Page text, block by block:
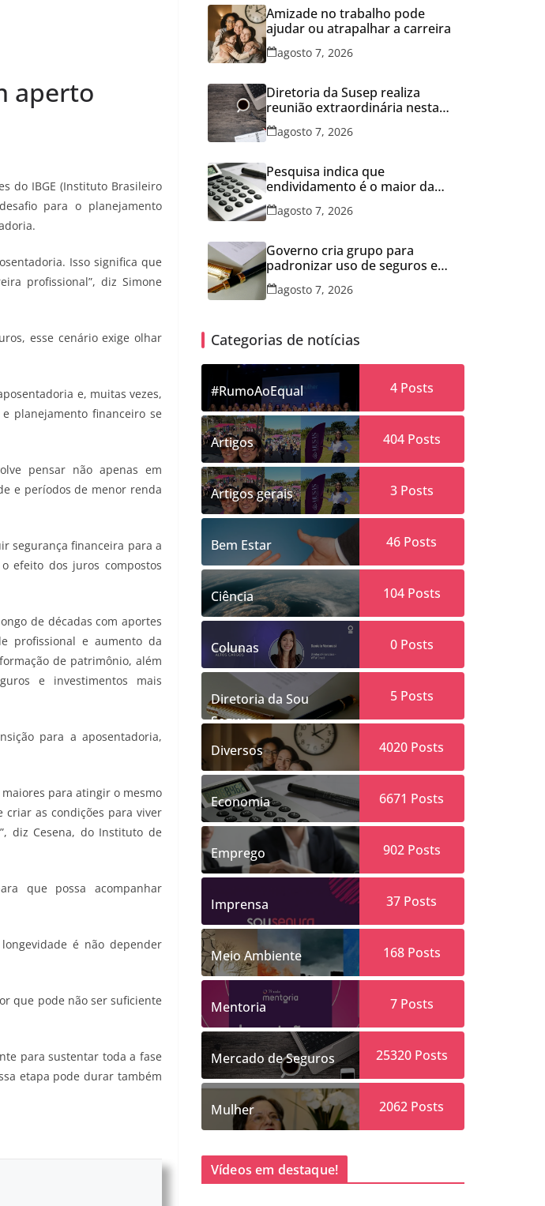
aperto
do IBGE (Instituto Brasileiro
para o planejamento
Isso significa que
profissional”, diz Simone
esse cenário exige olhar
e, muitas vezes,
planejamento financeiro se
pensar não apenas em
e períodos de menor renda
segurança financeira para a
efeito dos juros compostos
de décadas com aportes
profissional e aumento da
de patrimônio, além
e investimentos mais
para a aposentadoria,
para atingir o mesmo
criar as condições para viver
diz Cesena, do Instituto de
que possa acompanhar
é não depender
que pode não ser suficiente
para sustentar toda a fase
etapa pode durar também
Amizade no trabalho pode
ajudar ou atrapalhar a carreira
agosto 7, 2026
Diretoria da Susep realiza
reunião extraordinária nesta
sexta-feira
agosto 7, 2026
Pesquisa indica que
endividamento é o maior da
série histórica
agosto 7, 2026
Governo cria grupo para
padronizar uso de seguros em
concessões
agosto 7, 2026
Categorias de notícias
#RumoAoEqual 4Posts
Artigos 404Posts
Artigos gerais 3Posts
Bem Estar 46 Posts
Ciência 104Posts
Colunas 0Posts
Diretoria da Sou
Segura
5Posts
Diversos 4020 Posts
Economia 6671 Posts
Emprego 902Posts
Imprensa 37 Posts
Meio Ambiente 168Posts
Mentoria 7Posts
Mercado de Seguros 25320Posts
Mulher 2062 Posts
Vídeos em destaque!